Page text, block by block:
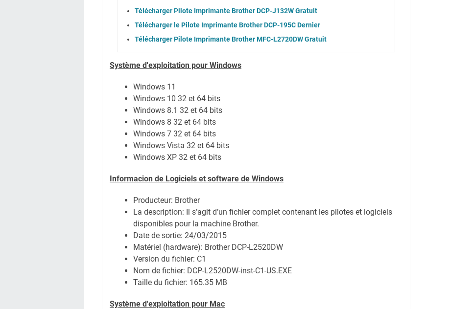
Télécharger Pilote Imprimante Brother DCP-J132W Gratuit
Télécharger le Pilote Imprimante Brother DCP-195C Dernier
Télécharger Pilote Imprimante Brother MFC-L2720DW Gratuit
Système d'exploitation pour Windows
Windows 11
Windows 10 32 et 64 bits
Windows 8.1 32 et 64 bits
Windows 8 32 et 64 bits
Windows 7 32 et 64 bits
Windows Vista 32 et 64 bits
Windows XP 32 et 64 bits
Informacion de Logiciels et software de Windows
Producteur: Brother
La description: Il s’agit d’un fichier complet contenant les pilotes et logiciels
disponibles pour la machine Brother.
Date de sortie: 24/03/2015
Matériel (hardware): Brother DCP-L2520DW
Version du fichier: C1
Nom de fichier: DCP-L2520DW-inst-C1-US.EXE
Taille du fichier: 165.35 MB
Système d'exploitation pour Mac